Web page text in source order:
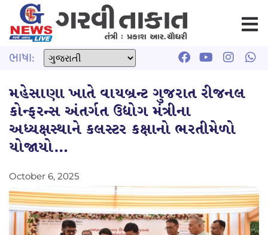
ભાષા:
મહેસાણા ખાતે વાયબ્રન્ટ ગુજરાત રીજનલ
કોન્ફરન્સ અંતર્ગત ઉદ્યોગ મંત્રીના
અધ્યક્ષસ્થાને કલસ્ટર કક્ષાનો ભરતીમેળો
યોજાયો…
October 6, 2025